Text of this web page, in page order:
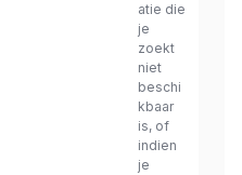
atie die
je
zoekt
niet
beschi
kbaar
is, of
indien
je